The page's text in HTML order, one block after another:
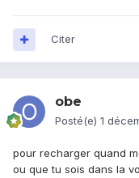
Citer
obe
Posté(e) 1
pour recharger quand
ou que tu sois dans la